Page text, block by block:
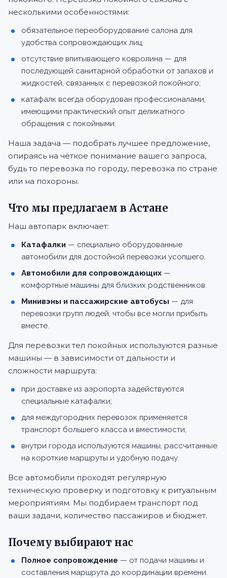
несколькими особенностями:
обязательное переоборудование салона для
удобства сопровождающих лиц;
отсутствие впитывающего ковролина — для
последующей санитарной обработки от запахов и
жидкостей, связанных с перевозкой покойного;
катафалк всегда оборудован профессионалами,
имеющими практический опыт деликатного
обращения с покойными.
Наша задача — подобрать лучшее предложение,
опираясь на чёткое понимание вашего запроса,
будь то перевозка по городу, перевозка по стране
или на похороны.
Что мы предлагаем в Астане
Наш автопарк включает:
Катафалки — специально оборудованные
автомобили для достойной перевозки усопшего.
Автомобили для сопровождающих —
комфортные машины для близких родственников.
Минивэны и пассажирские автобусы — для
перевозки групп людей, чтобы все могли прибыть
вместе.
Для перевозки тел покойных используются разные
машины — в зависимости от дальности и
сложности маршрута:
при доставке из аэропорта задействуются
специальные катафалки;
для междугородних перевозок применяется
транспорт большего класса и вместимости;
внутри города используются машины, рассчитанные
на короткие маршруты и удобную подачу.
Все автомобили проходят регулярную
техническую проверку и подготовку к ритуальным
мероприятиям. Мы подбираем транспорт под
ваши задачи, количество пассажиров и бюджет.
Почему выбирают нас
Полное сопровождение — от подачи машины и
составления маршрута до координации времени.